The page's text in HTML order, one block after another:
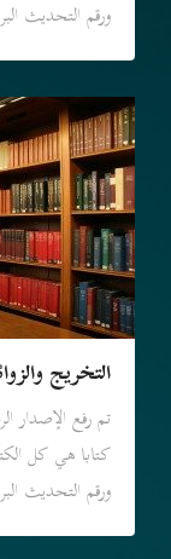
ورقم التحديث
التخريج
ورقم التحديث البرمجي